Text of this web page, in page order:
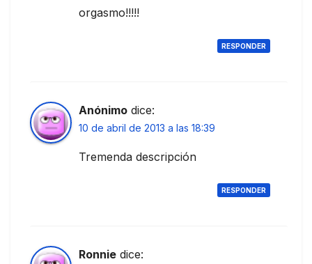
orgasmo!!!!!
RESPONDER
Anónimo dice:
10 de abril de 2013 a las 18:39
Tremenda descripción
RESPONDER
Ronnie dice: